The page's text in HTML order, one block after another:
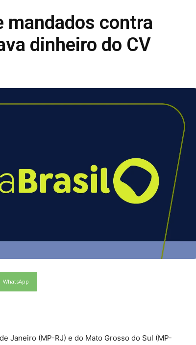
mandados contra
dinheiro do CV
WhatsApp
Janeiro (MP-RJ) e do Mato Grosso do Sul (MP-